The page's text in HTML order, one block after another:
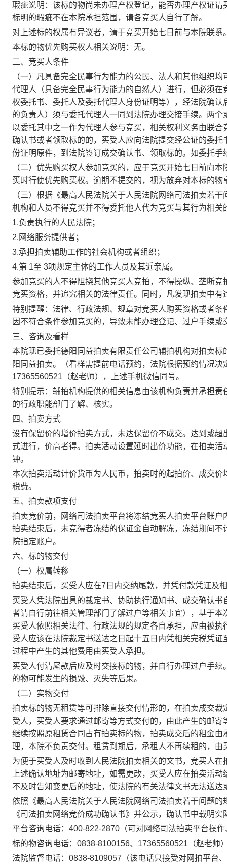
瑕疵说明： 该标的物尚未办理产权登记，能否办理产权证
标明的瑕疵不在本院承担范围，请各竞买人自行了解。
对上述标的权属有异议者，请于竞买开始七日前与本院联系
本标的物优先购买权人相关说明： 无。
二、竞买人条件
（一）凡具备完全民事行为能力的公民、法人和其他组织均
代理人（具备完全民事行为能力的自然人）进行，但必须在
权委托书、委托人及委托代理人身份证明等），经法院确
的负责人）须与委托代理人一同到法院办理交接手续。两
以委托其中之一作为代理人参与竞买，相关权利义务由联
确认书或者领取标的的，买受人应向法院提交经公证的委
份证明原件，到法院签订成交确认书、领取标的。如委托
（二）优先购买权人参加竞买的，应于竞买开始七日前向本
买时行使优先购买权。逾期不提交的，视为放弃对本标的物
（三）根据《最高人民法院关于人民法院网络司法拍卖若
机构和人员不得竞买并不得委托他人代为竞买与其行为相关
1.负责执行的人民法院；
2.网络服务提供者；
3.承担拍卖辅助工作的社会机构或者组织；
4.第 1至 3项规定主体的工作人员及其近亲属。
参加竞买的人不得阻挠其他竞买人竞拍，不得操纵、垄断
竞买资格，并追究相关的法律责任。同时，凡发现拍卖中有
特别提醒： 法律、行政法规、规章对竞买人购买资格或者
因不符合条件参加竞买的，导致未能办理登记、过户手续
三、咨询及看样
本院现已委托德阳同益拍卖有限责任公司辅拍机构对拍卖标
阳同益拍卖。（看样需提前电话预约，法院根据预约情况决
17365560521（赵老师）
，上述手机微信同号。
特别提示： 辅拍机构提供的相关信息由该机构负责并承担
的行政职能部门了解、核实。
四、拍卖方式
设有保留价的增价拍卖方式，未达保留价不成交。达到或
式进行，价高者得。拍卖活动设置延时出价功能，在拍卖活
钟。
本次拍卖活动计价货币为人民币，拍卖时的起拍价、成交
税费。
五、拍卖款项支付
拍卖竞价前，网络司法拍卖平台将冻结竞买人拍卖平台账
拍卖结束后，未竞得者冻结的保证金自动解冻，冻结期间
院指定账户。
六、标的物交付
（一）权属转移
拍卖结束后，买受人应在7 日内交纳尾款，并凭付款凭证及
买受人凭法院出具的裁定书、协助执行通知书、成交确认
者请自行前往相关管理部门了解过户等相关事宜），基于
买受人依照相关法律、行政法规的规定各自承担，应由被
受人应该在法院裁定书送达之日起十五日内凭相关完税凭证
过程中产生的其他费用由买受人承担。
买受人付清尾款后应及时交接标的物，并自行办理过户手
的物可能发生的损毁、灭失等后果。
（二）实物交付
拍卖标的物无租赁等可排除直接交付情形的，在拍卖成交裁
受人，买受人要求通过邮寄等方式交付的，由此产生的邮
继续按照原租赁合同占有拍卖标的物，拍卖成交后的租金
理，本院不负责交付。租赁到期后，承租人不再续租的，
为便于买受人及时收到人民法院拍卖相关的文书，竞买人
上述确认地址为邮寄地址，如需更改，买受人应在拍卖活
不及时告知变更后的地址，使法院的有关法律文书无法送
依照《最高人民法院关于人民法院网络司法拍卖若干问题
《司法拍卖网络竞价成功确认书》并公示，确认书中载明
平台咨询电话： 400-822-2870 （可对网络司法拍卖平台操
标的物咨询电话： 0838-8100156、17365560521（赵老师
法院监督电话： 0838-8109057 （该电话只接受对网拍平台